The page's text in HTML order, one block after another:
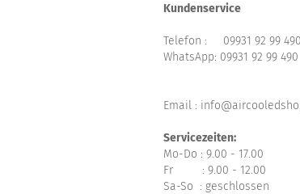
Kundenservice
Telefon : 09931 92 99 490
WhatsApp: 09931 92 99 490
Email :
Servicezeiten:
Mo-Do : 9.00 - 17.00
Fr : 9.00 - 12.00
Sa-So : geschlossen